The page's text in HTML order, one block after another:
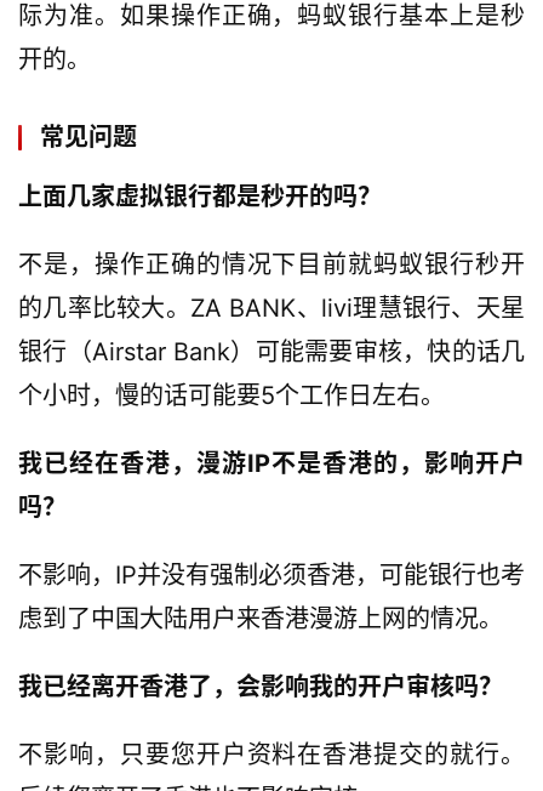
际为准。如果操作正确，蚂蚁银行基本上是秒
开的。
常见问题
上面几家虚拟银行都是秒开的吗？
不是，操作正确的情况下目前就蚂蚁银行秒开
的几率比较大。ZA BANK、livi理慧银行、天星
银行（Airstar Bank）可能需要审核，快的话几
个小时，慢的话可能要5个工作日左右。
我已经在香港，漫游IP不是香港的，影响开户
吗？
不影响，IP并没有强制必须香港，可能银行也考
虑到了中国大陆用户来香港漫游上网的情况。
我已经离开香港了，会影响我的开户审核吗？
不影响，只要您开户资料在香港提交的就行。